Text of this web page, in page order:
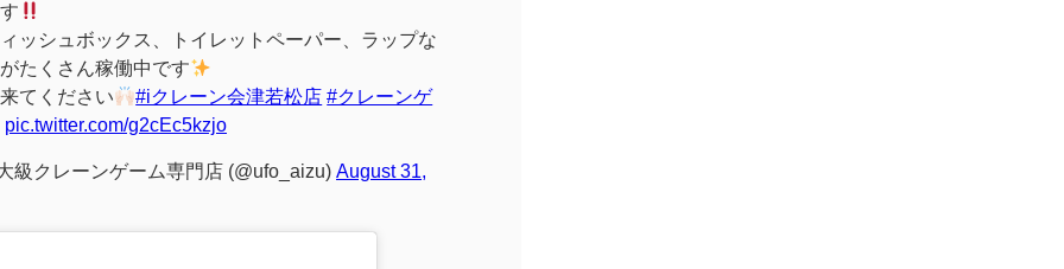
ッシュボックス、トイレットペーパー、ラップな
たくさん稼働中です
てください
#iクレーン会津若松店 #クレーンゲ
pic.twitter.com/g2cEc5kzjo
クレーンゲーム専門店 (@ufo_aizu) August 31,